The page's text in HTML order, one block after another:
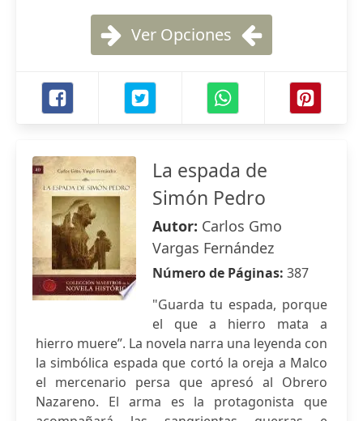
Ver Opciones
La espada de
Simón Pedro
Autor: Carlos Gmo
Vargas Fernández
Número de Páginas: 387
"Guarda tu espada, porque
el que a hierro mata a
hierro muere”. La novela narra una leyenda con
la simbólica espada que cortó la oreja a Malco
el mercenario persa que apresó al Obrero
Nazareno. El arma es la protagonista que